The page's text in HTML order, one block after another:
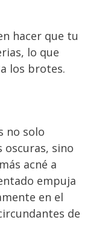
hacer que tu
lo que
los brotes.
no solo
oscuras, sino
acné a
empuja
en el
de